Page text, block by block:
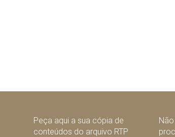
Peça aqui a sua cópia de
conteúdos do arquivo RTP